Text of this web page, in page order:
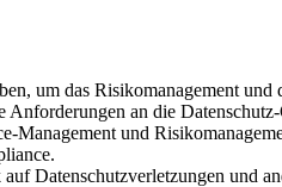
um das Risikomanagement
Anforderungen an die
Management und
Datenschutzverletzungen und